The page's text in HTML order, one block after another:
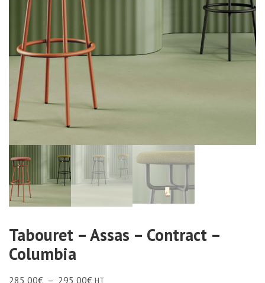
Tabouret – Assas – Contract –
Columbia
285,00€ – 295,00€ HT